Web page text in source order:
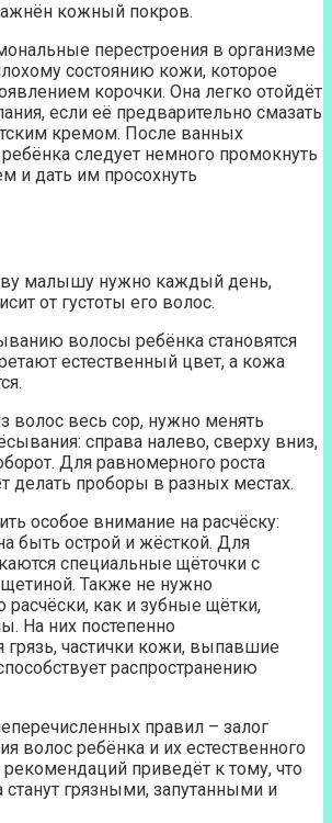
кожный покров.
перестроения в организме
состоянию кожи, которое
корочки. Она легко отойдёт
если её предварительно смазать
кремом. После ванных
следует немного промокнуть
и дать им просохнуть
малышу нужно каждый день,
от густоты его волос.
волосы ребёнка становятся
естественный цвет, а кожа
волос весь сор, нужно менять
справа налево, сверху вниз,
Для равномерного роста
делать проборы в разных местах.
особое внимание на расчёску:
быть острой и жёсткой. Для
специальные щёточки с
щетиной. Также не нужно
расчёски, как и зубные щётки,
На них постепенно
грязь, частички кожи, выпавшие
распространению
правил – залог
волос ребёнка и их естественного
приведёт к тому, что
грязными, запутанными и